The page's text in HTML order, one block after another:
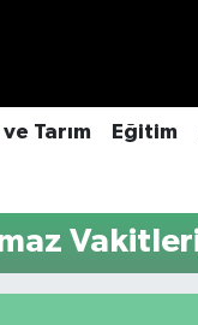
Tarım Eğitim